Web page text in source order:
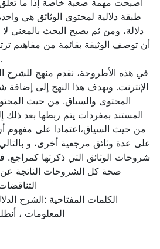
أصبحت مهمة صعبة خاصة إذا ما
طبقة دلالية لمحتوى الوثائق هي
دلالة، ومن ثم يصبح البحث بالمعنى
أن توصف الوثيقة بقائمة من مفاهيم
في هذه الأطروحة، نقدم منهج للشرح
الإنترنت. ويهدف هذا النهج إلى
المحتوى والسياق. من حيث
المستند بمفردات يتم ربطها بعد ذلك
من حيث السياق،اعتمادا على مفهوم
على عدة وثائق مرجعية أخرى، و
شروحات الوثائق التي ذكرتها كمراجع.
صحة كل الشروحات الناتجة عن
الكلمات المفتاحية :الشرح
المعلومات ،